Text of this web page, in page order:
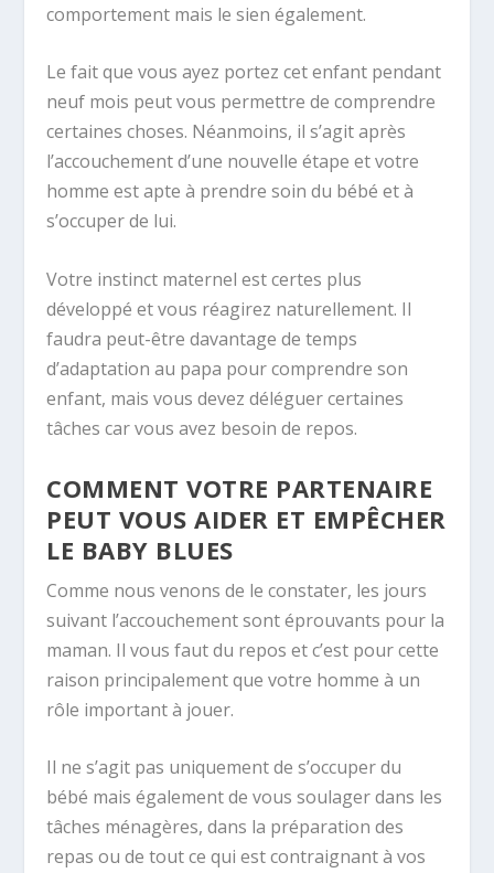
comportement mais le sien également.
Le fait que vous ayez portez cet enfant pendant
neuf mois peut vous permettre de comprendre
certaines choses. Néanmoins, il s’agit après
l’accouchement d’une nouvelle étape et votre
homme est apte à prendre soin du bébé et à
s’occuper de lui.
Votre instinct maternel est certes plus
développé et vous réagirez naturellement. Il
faudra peut-être davantage de temps
d’adaptation au papa pour comprendre son
enfant, mais vous devez déléguer certaines
tâches car vous avez besoin de repos.
COMMENT VOTRE PARTENAIRE
PEUT VOUS AIDER ET EMPÊCHER
LE BABY BLUES
Comme nous venons de le constater, les jours
suivant l’accouchement sont éprouvants pour la
maman. Il vous faut du repos et c’est pour cette
raison principalement que votre homme à un
rôle important à jouer.
Il ne s’agit pas uniquement de s’occuper du
bébé mais également de vous soulager dans les
tâches ménagères, dans la préparation des
repas ou de tout ce qui est contraignant à vos